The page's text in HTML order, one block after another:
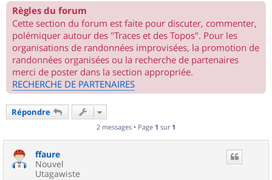
Règles du forum
Cette section du forum est faite pour discuter, commenter,
polémiquer autour des "Traces et des Topos". Pour les
organisations de randonnées improvisées, la promotion de
randonnées organisées ou la recherche de partenaires
merci de poster dans la section appropriée.
RECHERCHE DE PARTENAIRES
Répondre
2 messages • Page 1 sur 1
ffaure
Nouvel
Utagawiste